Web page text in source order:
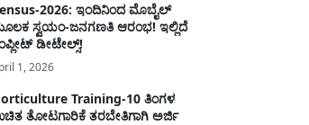
2026: ಇಂದಿನಿಂದ ಮೊಬೈಲ್
ಸ್ವಯಂ-ಜನಗಣತಿ ಆರಂಭ! ಇಲ್ಲಿದೆ
ಡೀಟೇಲ್ಸ್!
1, 2026
Training-10 ತಿಂಗಳ
ತೋಟಗಾರಿಕೆ ತರಬೇತಿಗಾಗಿ ಅರ್ಜಿ